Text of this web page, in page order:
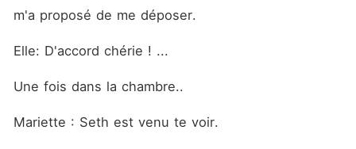
m'a proposé de me déposer.
Elle: D'accord chérie ! ...
Une fois dans la chambre..
Mariette : Seth est venu te voir.